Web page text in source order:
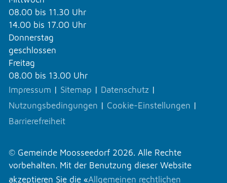
08.00 bis 11.30 Uhr
14.00 bis 17.00 Uhr
Donnerstag
geschlossen
Freitag
08.00 bis 13.00 Uhr
Impressum | Sitemap | Datenschutz |
Nutzungsbedingungen | Cookie-Einstellungen |
Barrierefreiheit
© Gemeinde Moosseedorf 2026. Alle Rechte
vorbehalten. Mit der Benutzung dieser Website
akzeptieren Sie die «Allgemeinen rechtlichen